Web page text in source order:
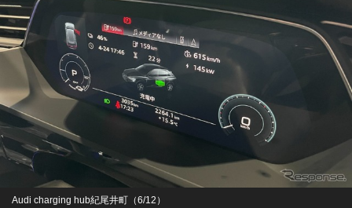
Audi charging hub紀尾井町（6/12）